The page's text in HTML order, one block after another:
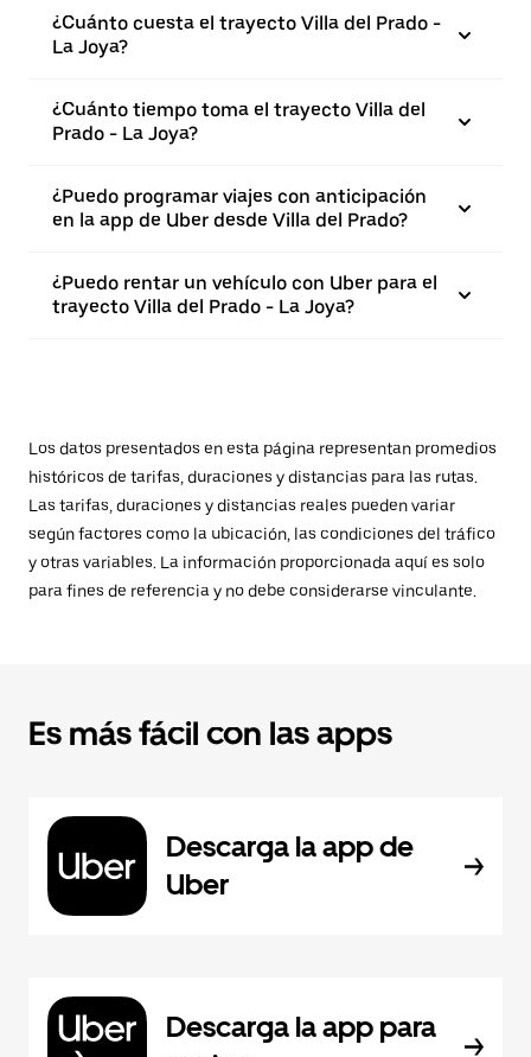
¿Cuánto cuesta el trayecto Villa del Prado -
La Joya?
¿Cuánto tiempo toma el trayecto Villa del
Prado - La Joya?
¿Puedo programar viajes con anticipación
en la app de Uber desde Villa del Prado?
¿Puedo rentar un vehículo con Uber para el
trayecto Villa del Prado - La Joya?
Los datos presentados en esta página representan promedios
históricos de tarifas, duraciones y distancias para las rutas.
Las tarifas, duraciones y distancias reales pueden variar
según factores como la ubicación, las condiciones del tráfico
y otras variables. La información proporcionada aquí es solo
para fines de referencia y no debe considerarse vinculante.
Es más fácil con las apps
Descarga la app de
Uber
Descarga la app para